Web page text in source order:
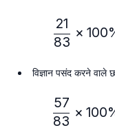
83
21
×
विज्ञान पसंद करने वाले
83
57
×